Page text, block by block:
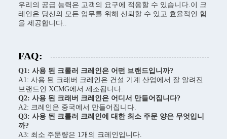
우리의 공급 능력은 고객의 요구에 적응할 수 있습니다.이 크
레인은 당신의 모든 업무를 위해 신뢰할 수 있고 효율적인 힘
을 제공합니다..
FAQ:
Q1: 사용 된 크롤러 크레인은 어떤 브랜드입니까?
A1: 사용 된 크래버 크레인은 건설 기계 산업에서 잘 알려진
브랜드인 XCMG에서 제조됩니다.
Q2: 사용 된 크래버 크레인은 어디서 만들어집니다?
A2: 크레인은 중국에서 만들어집니다.
Q3: 사용 된 크롤러 크레인에 대한 최소 주문 양은 무엇입니
까?
A3: 최소 주문량은 1개의 크레인입니다.